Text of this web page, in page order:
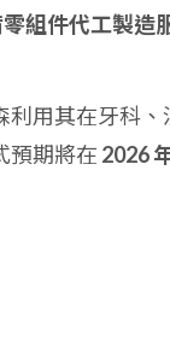
組件代工製造
利用其在牙科、
預期將在 2026